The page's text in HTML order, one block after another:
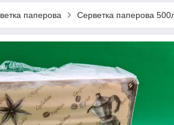
паперова Серветка паперова